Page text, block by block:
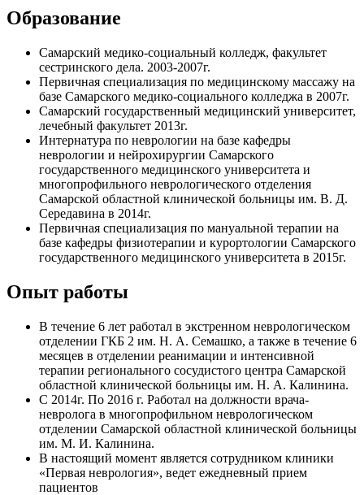
Образование
Самарский медико-социальный колледж, факультет
сестринского дела. 2003-2007г.
Первичная специализация по медицинскому массажу на
базе Самарского медико-социального колледжа в 2007г.
Самарский государственный медицинский университет,
лечебный факультет 2013г.
Интернатура по неврологии на базе кафедры
неврологии и нейрохирургии Самарского
государственного медицинского университета и
многопрофильного неврологического отделения
Самарской областной клинической больницы им. В. Д.
Середавина в 2014г.
Первичная специализация по мануальной терапии на
базе кафедры физиотерапии и курортологии Самарского
государственного медицинского университета в 2015г.
Опыт работы
В течение 6 лет работал в экстренном неврологическом
отделении ГКБ 2 им. Н. А. Семашко, а также в течение 6
месяцев в отделении реанимации и интенсивной
терапии регионального сосудистого центра Самарской
областной клинической больницы им. Н. А. Калинина.
С 2014г. По 2016 г. Работал на должности врача-
невролога в многопрофильном неврологическом
отделении Самарской областной клинической больницы
им. М. И. Калинина.
В настоящий момент является сотрудником клиники
«Первая неврология», ведет ежедневный прием
пациентов